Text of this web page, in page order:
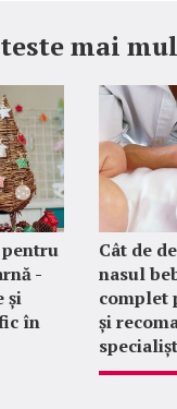
mai
-
și
în
Cât de
nasul
complet
și